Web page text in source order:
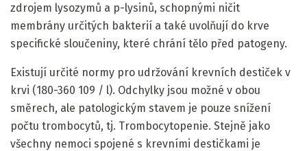
zdrojem lysozymů a p-lysinů, schopnými ničit
membrány určitých bakterií a také uvolňují do krve
specifické sloučeniny, které chrání tělo před patogeny.
Existují určité normy pro udržování krevních destiček v
krvi (180-360 109 / l). Odchylky jsou možné v obou
směrech, ale patologickým stavem je pouze snížení
počtu trombocytů, tj. Trombocytopenie. Stejně jako
všechny nemoci spojené s krevními destičkami je